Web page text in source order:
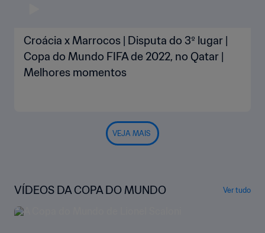
Croácia x Marrocos | Disputa do 3º lugar |
Copa do Mundo FIFA de 2022, no Qatar |
Melhores momentos
VEJA MAIS
VÍDEOS DA COPA DO MUNDO Ver tudo